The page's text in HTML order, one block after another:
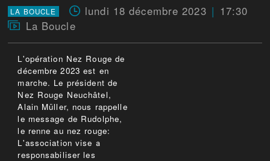
LA BOUCLE lundi 18 décembre 2023
17:30
La Boucle
L'opération Nez Rouge de
décembre 2023 est en
marche. Le président de
Nez Rouge Neuchâtel,
Alain Müller, nous rappelle
le message de Rudolphe,
le renne au nez rouge:
L'association vise а
responsabiliser les